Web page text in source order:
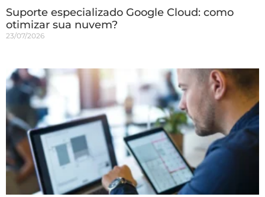
Suporte especializado Google Cloud: como
otimizar sua nuvem?
23/07/2026